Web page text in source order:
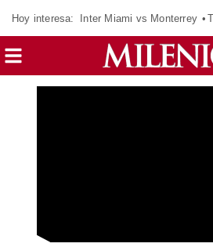
Hoy interesa: Inter Miami vs Monterrey